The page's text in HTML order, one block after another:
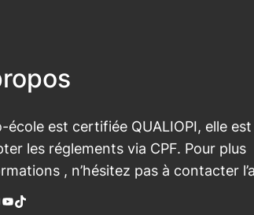
école est certifiée QUALIOPI, elle
les réglements via CPF. Pour plus
, n’hésitez pas à contacter
YouTube TikTok